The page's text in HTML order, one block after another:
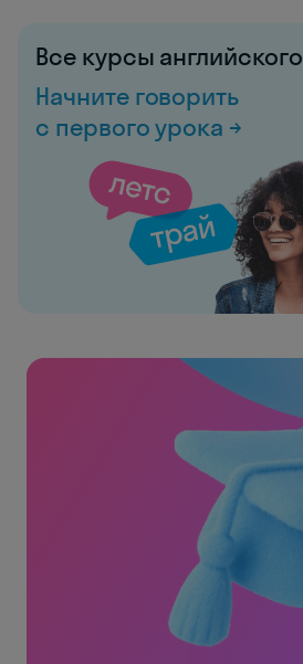
Все курсы английского
Начните говорить
с первого урока →